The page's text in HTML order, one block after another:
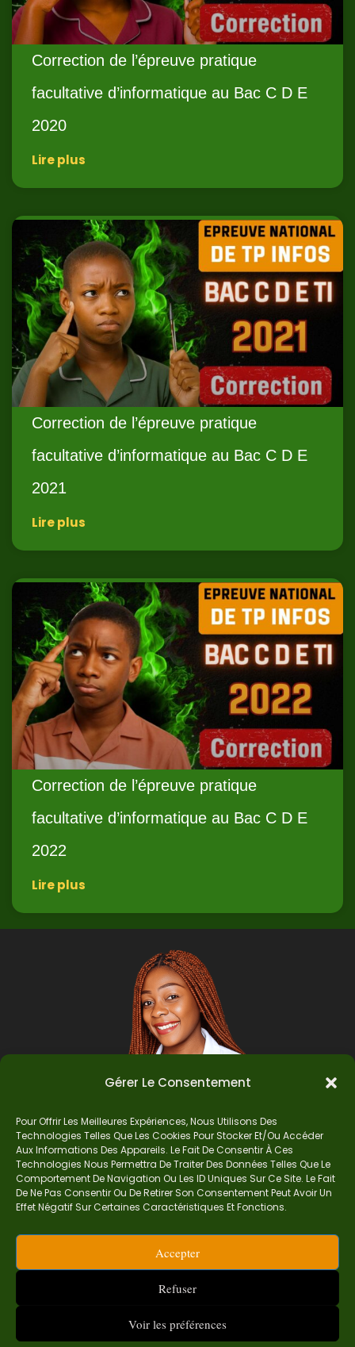
Gérer Le Consentement
Pour Offrir Les Meilleures Expériences, Nous Utilisons Des
Technologies Telles Que Les Cookies Pour Stocker Et/ou Accéder
Aux Informations Des Appareils. Le Fait De Consentir À Ces
Technologies Nous Permettra De Traiter Des Données Telles Que Le
Comportement De Navigation Ou Les ID Uniques Sur Ce Site. Le Fait
De Ne Pas Consentir Ou De Retirer Son Consentement Peut Avoir Un
Effet Négatif Sur Certaines Caractéristiques Et Fonctions.
Accepter
Refuser
Voir les préférences
Correction de l’épreuve pratique
facultative d’informatique au Bac C D E
2020
Lire plus
Correction de l’épreuve pratique
facultative d’informatique au Bac C D E
2021
Lire plus
Correction de l’épreuve pratique
facultative d’informatique au Bac C D E
2022
Lire plus
Auteur
Je suis Madame Mba, une enseignante certifiée
mes épreuves, documents mathématiques,
astuces et conseils pour t’aider à comprendre,
468 359